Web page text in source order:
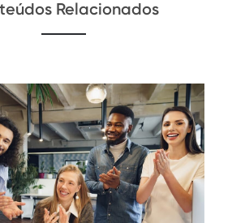
Relacionados